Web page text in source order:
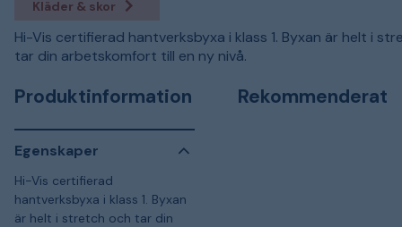
Kläder & skor
Hi-Vis certifierad hantverksbyxa i klass 1. Byxan är helt i
tar din arbetskomfort till en ny nivå.
Produktinformation
Egenskaper
Hi-Vis certifierad
hantverksbyxa i klass 1. Byxan
är helt i stretch och tar din
Rekommenderat